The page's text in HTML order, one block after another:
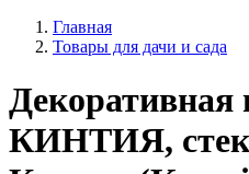
Главная
Товары для дачи и сада
Декоративная
КИНТИЯ,